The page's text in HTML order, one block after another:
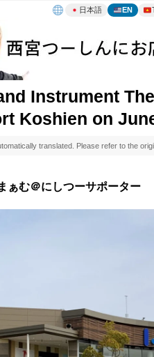
日本語 EN
Instrument
Koshien on
translated. Please refer to the
ぁむ＠にしつーサポーター